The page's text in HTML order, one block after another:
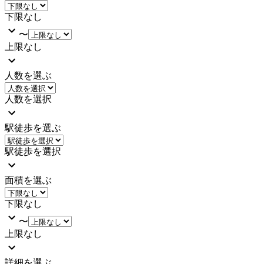
下限なし
〜
上限なし
人数を選ぶ
人数を選択
駅徒歩を選ぶ
駅徒歩を選択
面積を選ぶ
下限なし
〜
上限なし